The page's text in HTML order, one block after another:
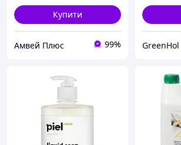
Купити
Амвей Плюс 99% GreenHol